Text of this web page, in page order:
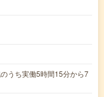
うち実働5時間15分から7